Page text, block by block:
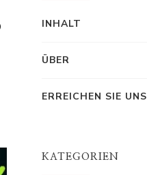
INHALT
ÜBER
ERREICHEN SIE UNS
KATEGORIEN